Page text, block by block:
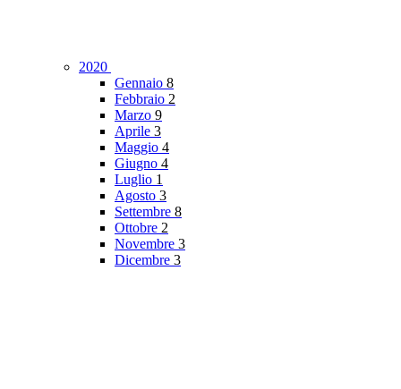
2020
Gennaio 8
Febbraio 2
Marzo 9
Aprile 3
Maggio 4
Giugno 4
Luglio 1
Agosto 3
Settembre 8
Ottobre 2
Novembre 3
Dicembre 3